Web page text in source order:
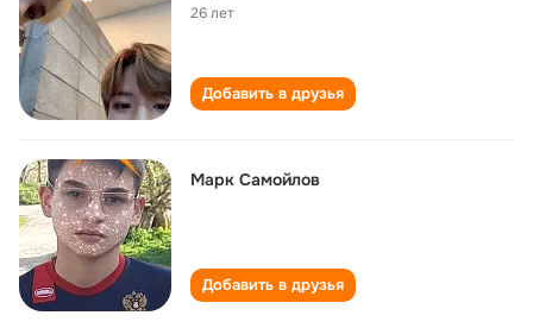
26 лет
Добавить в друзья
Марк Самойлов
Добавить в друзья